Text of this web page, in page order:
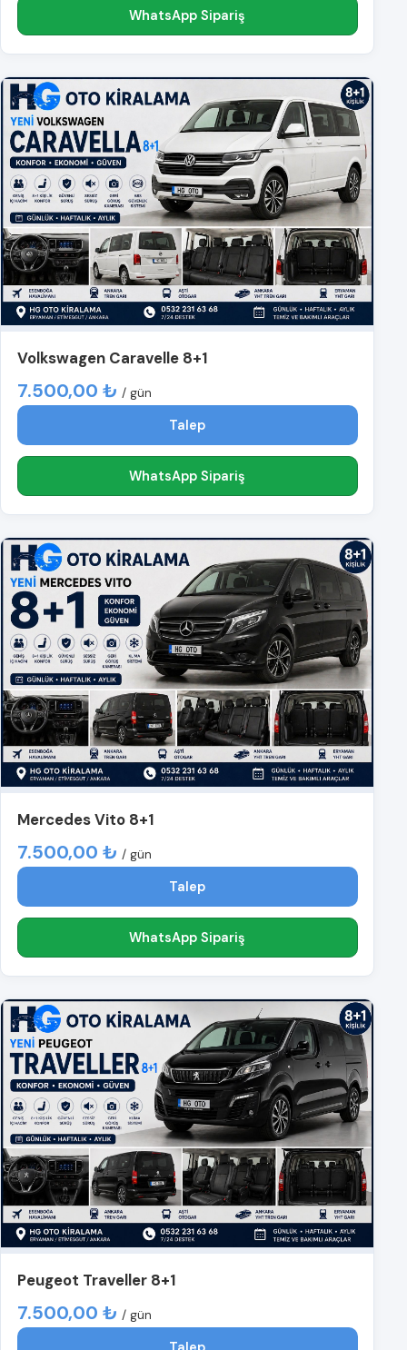
WhatsApp Sipariş
Volkswagen Caravelle 8+1
7.500,00 ₺ / gün
Talep
WhatsApp Sipariş
Mercedes Vito 8+1
7.500,00 ₺ / gün
Talep
WhatsApp Sipariş
Peugeot Traveller 8+1
7.500,00 ₺ / gün